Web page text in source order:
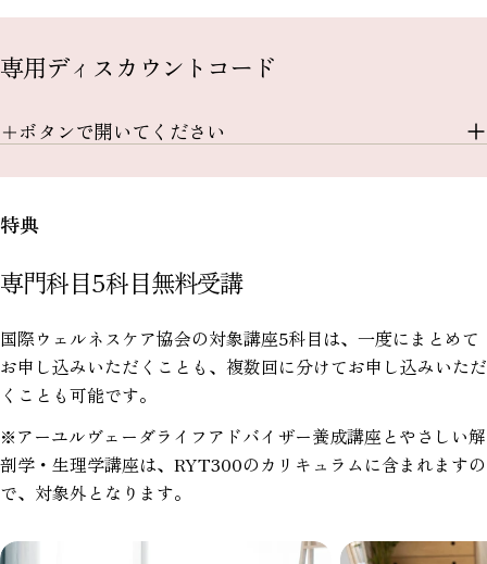
専用ディスカウントコード
＋ボタンで開いてください
特典
専門科目5科目無料受講
国際ウェルネスケア協会の対象講座5科目は、一度にまとめて
お申し込みいただくことも、複数回に分けてお申し込みいただ
くことも可能です。
※アーユルヴェーダライフアドバイザー養成講座とやさしい解
剖学・生理学講座は、RYT300のカリキュラムに含まれますの
で、対象外となります。